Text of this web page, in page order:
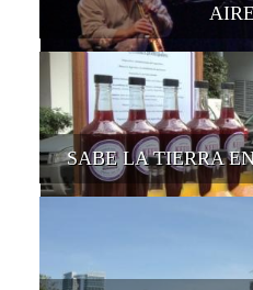
SABE LA TIERRA